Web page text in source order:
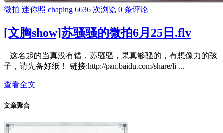
微拍 迷你照 chaping 6636 次浏览 0 条评论
[文胸show]苏骚骚的微拍6月25日.flv
这名起的当真没有错，苏骚骚，果真够骚的，有想像力的孩
子，请先备好纸！ 链接:http://pan.baidu.com/share/li ...
查看全文
文章聚合